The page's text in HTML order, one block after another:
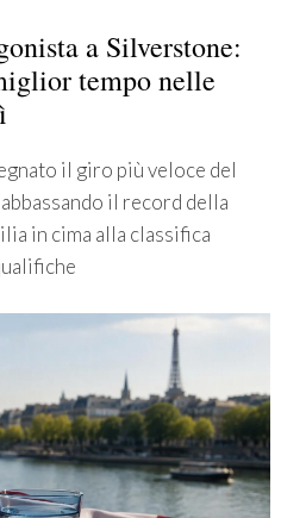
a Silverstone:
tempo nelle
il giro più veloce del
il record della
in cima alla classifica